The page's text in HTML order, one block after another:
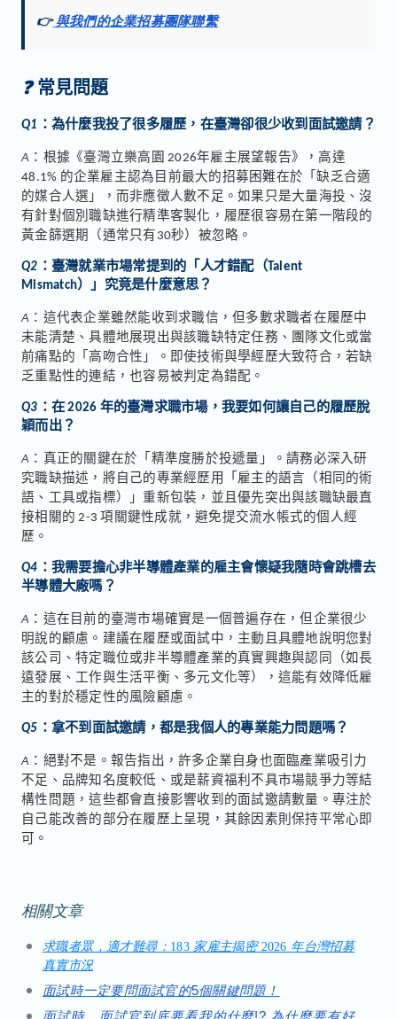
👉 與我們的企業招募團隊聯繫
❓ 常見問題
Q1 ：為什麼我投了很多履歷，在臺灣卻很少收到面試邀請？
A ：根據《臺灣立樂高園 2026年雇主展望報告》，高達
48.1% 的企業雇主認為目前最大的招募困難在於「缺乏合適
的媒合人選」，而非應徵人數不足。如果只是大量海投、沒
有針對個別職缺進行精準客製化，履歷很容易在第一階段的
黃金篩選期（通常只有30秒）被忽略。
Q2 ：臺灣就業市場常提到的「人才錯配（Talent
Mismatch）」究竟是什麼意思？
A ：這代表企業雖然能收到求職信，但多數求職者在履歷中
未能清楚、具體地展現出與該職缺特定任務、團隊文化或當
前痛點的「高吻合性」。即使技術與學經歷大致符合，若缺
乏重點性的連結，也容易被判定為錯配。
Q3 ：在 2026 年的臺灣求職市場，我要如何讓自己的履歷脫
穎而出？
A ：真正的關鍵在於「精準度勝於投遞量」。請務必深入研
究職缺描述，將自己的專業經歷用「雇主的語言（相同的術
語、工具或指標）」重新包裝，並且優先突出與該職缺最直
接相關的 2-3 項關鍵性成就，避免提交流水帳式的個人經
歷。
Q4 ：我需要擔心非半導體產業的雇主會懷疑我隨時會跳槽去
半導體大廠嗎？
A ：這在目前的臺灣市場確實是一個普遍存在，但企業很少
明說的顧慮。建議在履歷或面試中，主動且具體地說明您對
該公司、特定職位或非半導體產業的真實興趣與認同（如長
遠發展、工作與生活平衡、多元文化等），這能有效降低雇
主的對於穩定性的風險顧慮。
Q5 ：拿不到面試邀請，都是我個人的專業能力問題嗎？
A ：絕對不是。報告指出，許多企業自身也面臨產業吸引力
不足、品牌知名度較低、或是薪資福利不具市場競爭力等結
構性問題，這些都會直接影響收到的面試邀請數量。專注於
自己能改善的部分在履歷上呈現，其餘因素則保持平常心即
可。
相關文章
求職者眾，適才難尋： 183 家雇主揭密2026 年台灣招募
真實市況
面試時一定要問面試官的5個關鍵問題！